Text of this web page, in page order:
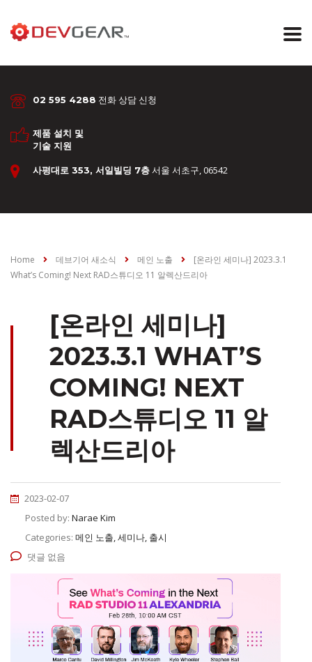
02 595 4288 전화 상담 신청
제품 설치 및
기술 지원
사평대로 353, 서일빌딩 7층서울 서초구, 06542
Home 데브기어 새소식 메인 노출
[온라인 세미나] 2023.3.1
What’s Coming! Next RAD스튜디오 11 알렉산드리아
[온라인 세미나]
2023.3.1 WHAT’S
COMING! NEXT
RAD스튜디오 11 알
렉산드리아
2023-02-07
Posted by: Narae Kim
Categories: 메인 노출, 세미나, 출시
댓글 없음